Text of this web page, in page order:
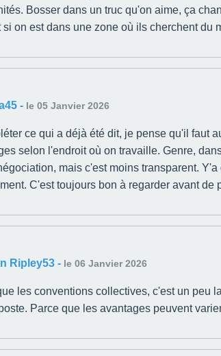
Bosser dans un truc qu'on aime, ça
si on est dans une zone où ils cherchent du
- le 05 Janvier 2026
ce qui a déjà été dit, je pense qu'il faut
selon l'endroit où on travaille. Genre,
mais c'est moins transparent.
C'est toujours bon à regarder avant de
Ripley53 - le 06 Janvier 2026
les conventions collectives, c'est un peu
Parce que les avantages peuvent